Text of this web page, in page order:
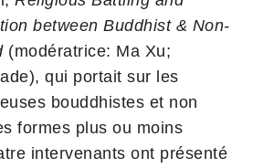
between Buddhist & Non-
(modératrice: Ma Xu;
qui portait sur les
bouddhistes et non
formes plus ou moins
intervenants ont présenté